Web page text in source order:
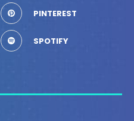
PINTEREST
SPOTIFY